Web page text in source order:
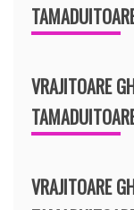
VRAJITOARE
VRAJITOARE